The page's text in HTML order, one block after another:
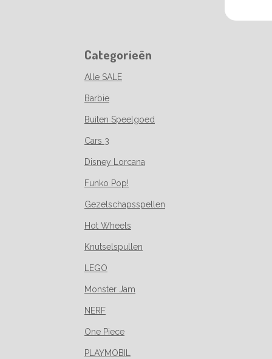
Categorieën
Alle SALE
Barbie
Buiten Speelgoed
Cars 3
Disney Lorcana
Funko Pop!
Gezelschapsspellen
Hot Wheels
Knutselspullen
LEGO
Monster Jam
NERF
One Piece
PLAYMOBIL